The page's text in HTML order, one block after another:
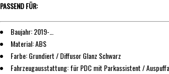
PASSEND FÜR:
Baujahr: 2019-…
Material: ABS
Farbe: Grundiert / Diffusor Glanz Schwarz
Fahrzeugausstattung: für PDC mit Parkassistent /